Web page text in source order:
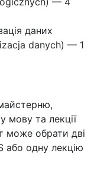
даних
danych) — 1
мову та лекції
може обрати дві
або одну лекцію